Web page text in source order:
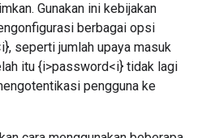
Gunakan ini kebijakan
berbagai opsi
seperti jumlah upaya masuk
itu {i>password<i} tidak lagi
pengguna ke